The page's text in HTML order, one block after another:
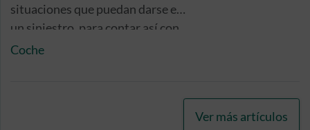
situaciones que puedan darse en
un siniestro, para contar así con
una protección adecuada a tus
Coche
Ver más artículos